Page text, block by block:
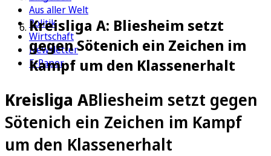
Aus aller Welt
Politik
Wirtschaft
Newsletter
E-Paper
Kreisliga A: Bliesheim setzt
gegen Sötenich ein Zeichen im
Kampf um den Klassenerhalt
Kreisliga ABliesheim setzt gegen
Sötenich ein Zeichen im Kampf
um den Klassenerhalt